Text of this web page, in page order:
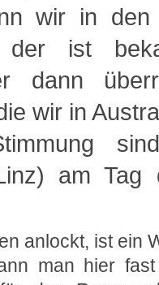
wir in
der ist
dann
wir in
am Tag
anlockt, ist ein
man hier